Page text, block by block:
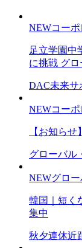
NEWコーポ
足立学園中
に挑戦 グ
DAC未来サ
NEWコーポ
【お知ら
グローバル
NEWグロ
韓国｜短く
集中
秋夕連休近